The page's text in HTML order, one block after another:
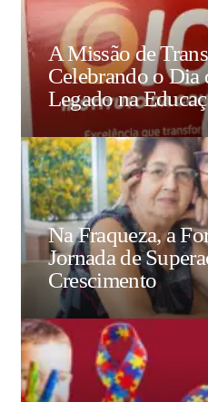
A Missão de
Celebrando o Dia
Legado na
Na Fraqueza, a
Jornada de
Crescimento